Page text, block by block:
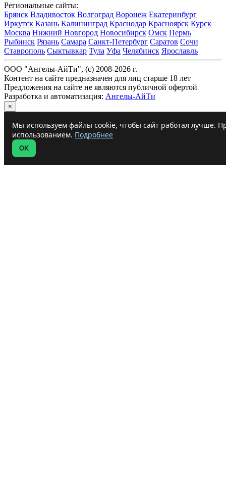
Региональные сайты:
Брянск Владивосток Волгоград Воронеж Екатеринбург
Иркутск Казань Калининград Краснодар Красноярск Курск
Москва Нижний Новгород Новосибирск Омск Пермь
Рыбинск Рязань Самара Санкт-Петербург Саратов Сочи
Ставрополь Сыктывкар Тула Уфа Челябинск Ярославль
ООО "Ангелы-АйТи", (c) 2008-2026 г.
Контент на сайте предназначен для лиц старше 18 лет
Предложения на сайте не являются публичной офертой
Разработка и автоматизация: Ангелы-АйТи
×
Мы используем файлы cookie, чтобы сайт работал лучше.
использованием. Подробнее
OK